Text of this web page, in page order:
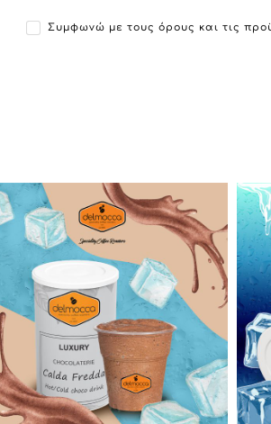
Συμφωνώ με τους όρους και τις